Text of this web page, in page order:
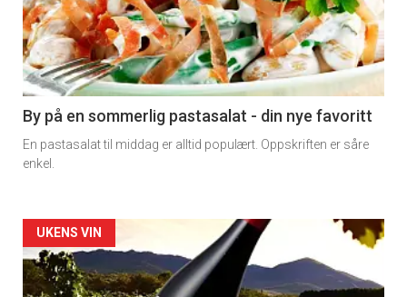
nå
-
5
By på en sommerlig pastasalat - din nye favoritt
En pastasalat til middag er alltid populært. Oppskriften er såre
enkel.
Forsiden
akkurat
UKENS VIN